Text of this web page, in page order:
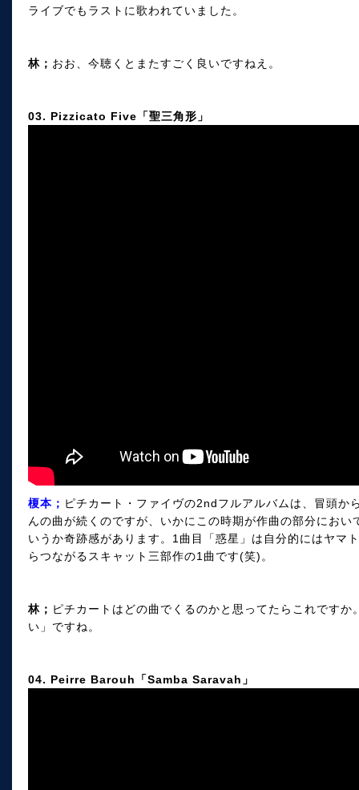
ライブでもラストに歌われていました。
林； おお、今聴くとまたすごく良いですねえ。
03. Pizzicato Five「聖三角形」
榎本； ピチカート・ファイヴの2ndフルアルバムは、冒頭か
んの曲が続くのですが、いかにこの時期が作曲の部分にお
いうか奇跡感があります。1曲目「惑星」は自分的にはヤ
らつながるスキャット三部作の1曲です(笑)。
林； ピチカートはどの曲でくるのかと思ってたらこれです
い」ですね。
04. Peirre Barouh「Samba Saravah」